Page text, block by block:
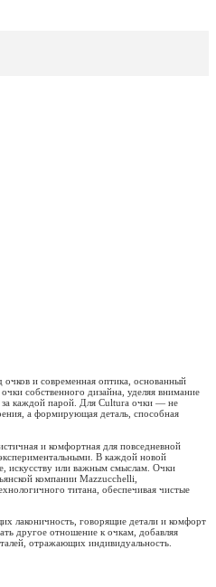
и современная оптика, основанный
собственного дизайна, уделяя внимание
каждой парой. Для Cultura очки — не
а формирующая деталь, способная
и комфортная для повседневной
В каждой новой
искусству или важным смыслам. Очки
компании Mazzucchelli,
титана, обеспечивая чистые
лаконичность, говорящие детали и комфорт
другое отношение к очкам, добавляя
отражающих индивидуальность.